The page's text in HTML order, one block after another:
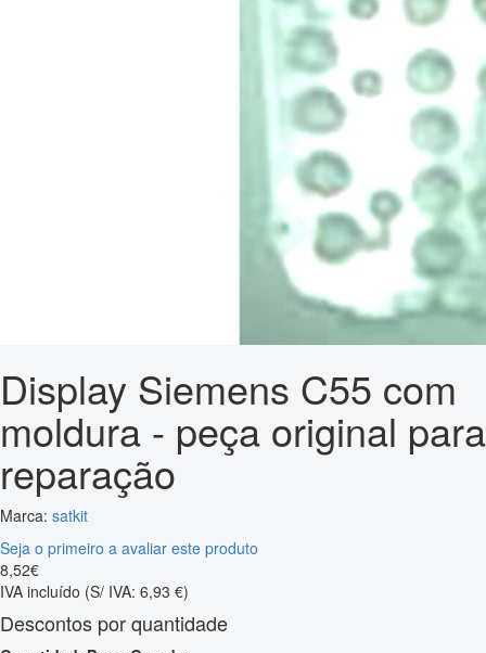
Display Siemens C55 com
moldura - peça original para
reparação
Marca: satkit
Seja o primeiro a avaliar este produto
8,52€
IVA incluído (S/ IVA: 6,93 €)
Descontos por quantidade